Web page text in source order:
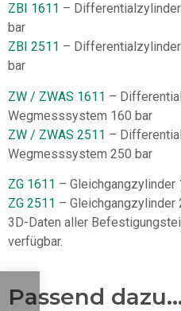
ZBI 1611 –
bar
ZBI 2511 –
bar
ZW / ZWAS 1611 –
Wegmesssystem 160 bar
ZW / ZWAS 2511 –
Wegmesssystem 250 bar
ZG 1611 – Gleichgangzylinder
ZG 2511 – Gleichgangzylinder
3D-Daten aller
verfügbar.
Passend